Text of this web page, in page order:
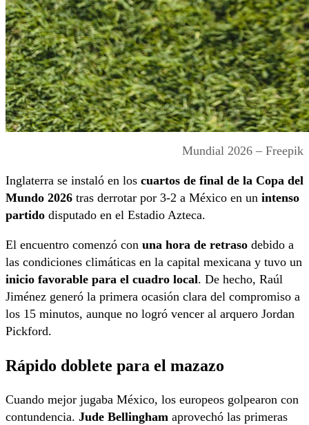
Mundial 2026 – Freepik
Inglaterra se instaló en los cuartos de final de la Copa del
Mundo 2026 tras derrotar por 3-2 a México en un intenso
partido disputado en el Estadio Azteca.
El encuentro comenzó con una hora de retraso debido a
las condiciones climáticas en la capital mexicana y tuvo un
inicio favorable para el cuadro local. De hecho, Raúl
Jiménez generó la primera ocasión clara del compromiso a
los 15 minutos, aunque no logró vencer al arquero Jordan
Pickford.
Rápido doblete para el mazazo
Cuando mejor jugaba México, los europeos golpearon con
contundencia. Jude Bellingham aprovechó las primeras